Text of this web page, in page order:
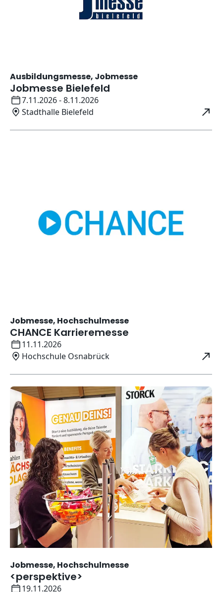
Ausbildungsmesse, Jobmesse
Jobmesse Bielefeld
Datum:
7.11.2026 - 8.11.2026
Ort:
Stadthalle Bielefeld
Jobmesse, Hochschulmesse
CHANCE Karrieremesse
Datum:
11.11.2026
Ort:
Hochschule Osnabrück
Jobmesse, Hochschulmesse
<perspektive>
Datum:
19.11.2026